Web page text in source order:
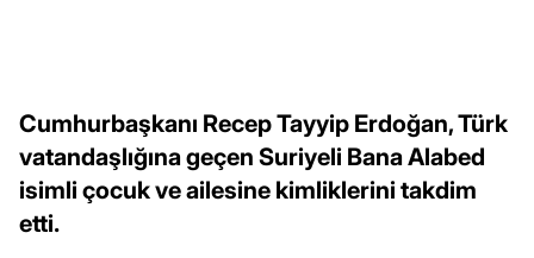
Cumhurbaşkanı Recep Tayyip Erdoğan, Türk
vatandaşlığına geçen Suriyeli Bana Alabed
isimli çocuk ve ailesine kimliklerini takdim
etti.